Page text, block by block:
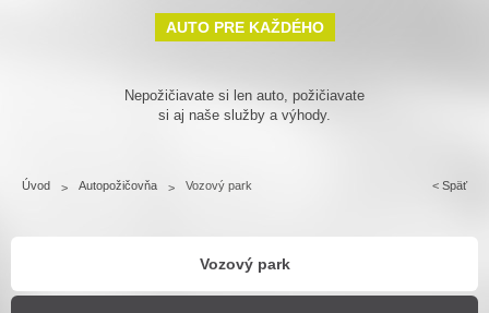
AUTO PRE KAŽDÉHO
Nepožičiavate si len auto, požičiavate
si aj naše služby a výhody.
Úvod > Autopožičovňa > Vozový park < Späť
Vozový park